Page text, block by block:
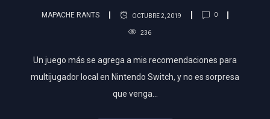
MAPACHE RANTS OCTUBRE 2, 2019 0
236
Un juego más se agrega a mis recomendaciones para
multijugador local en Nintendo Switch, y no es sorpresa
que venga…